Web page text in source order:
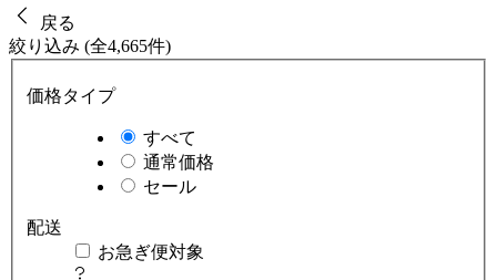
戻る
絞り込み (全4,665件)
価格タイプ
すべて
通常価格
セール
配送
お急ぎ便対象